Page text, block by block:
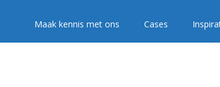
Maak kennis met ons Cases